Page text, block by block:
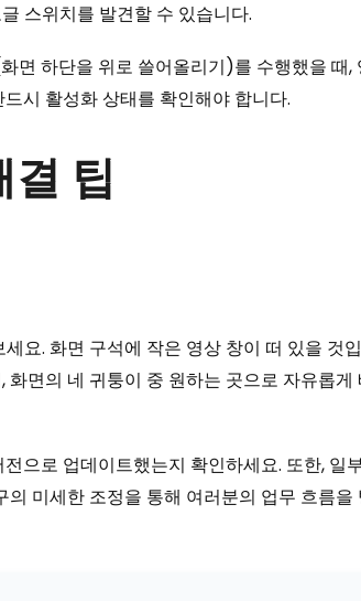
스위치를 발견할 수 있습니다.
면 하단을 위로 쓸어올리기)를 수행했을 때
시 활성화 상태를 확인해야 합니다.
팁
요. 화면 구석에 작은 영상 창이 떠 있을 것
면의 네 귀퉁이 중 원하는 곳으로 자유롭
으로 업데이트했는지 확인하세요. 또한,
미세한 조정을 통해 여러분의 업무 흐름